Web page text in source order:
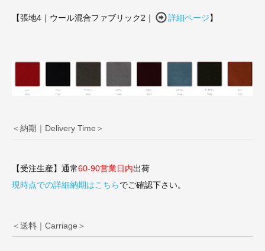
【張地4｜ウール混合ファブリック2｜ 詳細ページ】
＜納期｜Delivery Time＞
【受注生産】通常60-90営業日内出荷
現時点での詳細納期はこちらでご確認下さい。
＜送料｜Carriage＞